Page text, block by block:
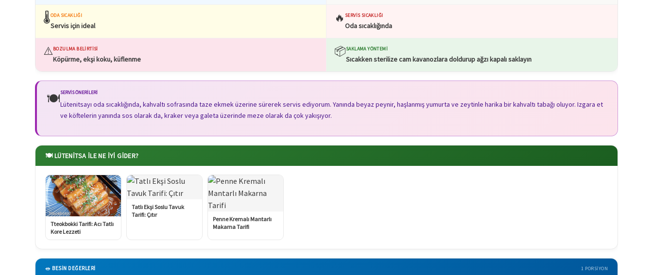
🌡️ODA SICAKLIĞI
Servis için ideal
🔥 SERVIS SICAKLIĞI
Oda sıcaklığında
⚠️BOZULMA BELIRTISI
Köpürme, ekşi koku, küflenme
📦SAKLAMA YÖNTEMI
Sıcakken sterilize cam kavanozlara doldurup ağzı kapalı saklayın
🍽️SERVIS ÖNERILERI
Lütenitsayı oda sıcaklığında, kahvaltı sofrasında taze ekmek üzerine sürerek servis ediyorum. Yanında beyaz peynir, haşlanmış yumurta ve zeytinle harika bir kahvaltı tabağı oluyor. Izgara et
ve köftelerin yanında sos olarak da, kraker veya galeta üzerinde meze olarak da çok yakışıyor.
🍽️ LÜTENITSA ILE NE İYI GIDER?
Tteokbokki Tarifi: Acı Tatlı
Kore Lezzeti
Tatlı Ekşi Soslu Tavuk
Tarifi: Çıtır
Penne Kremalı Mantarlı
Makarna Tarifi
🥗 BESİN DEĞERLERİ 1 PORSIYON